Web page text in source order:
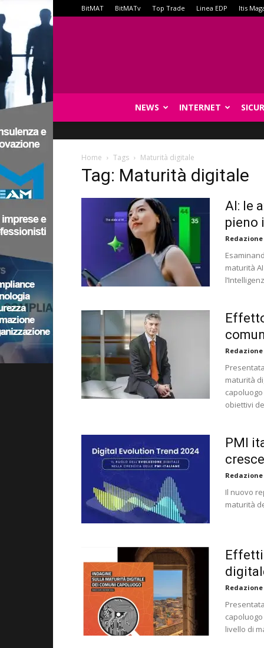
BitMAT BitMATv Top Trade Linea EDP Itis
NEWS INTERNET
Home Tags Maturità digitale
Tag: Maturità digitale
AI: le
pieno
maturità
maturità
obiettivi
PMI
Il nuovo
maturità
Effetti
livello di